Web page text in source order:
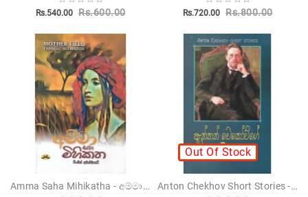
Sankha
Publishers
Educational
Pesuru
Publications
Translations
Children's
Rs.540.00 Rs.600.00 Rs.720.00 Rs.800.00
Amma Saha Mihikatha - අම්මා සහ මිහිකත
Out Of Stock
Anton Chekhov Short Stories - ඇන්ටන් චෙකෝව්ගේ කෙටි කතා